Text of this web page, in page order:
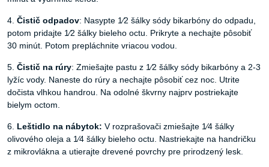
4. Čistič odpadov: Nasypte 1⁄2 šálky sódy bikarbóny do odpadu,
potom pridajte 1⁄2 šálky bieleho octu. Prikryte a nechajte pôsobiť
30 minút. Potom prepláchnite vriacou vodou.
5. Čistič na rúry: Zmiešajte pastu z 1⁄2 šálky sódy bikarbóny a 2-3
lyžíc vody. Naneste do rúry a nechajte pôsobiť cez noc. Utrite
dočista vlhkou handrou. Na odolné škvrny najprv postriekajte
bielym octom.
6. Leštidlo na nábytok: V rozprašovači zmiešajte 1⁄4 šálky
olivového oleja a 1⁄4 šálky bieleho octu. Nastriekajte na handričku
z mikrovlákna a utierajte drevené povrchy pre prirodzený lesk.